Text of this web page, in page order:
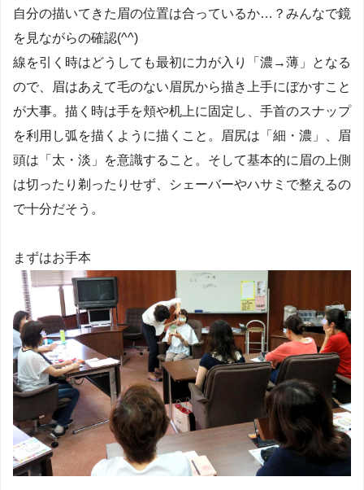
自分の描いてきた眉の位置は合っているか…？みんなで鏡
を見ながらの確認(^^)
線を引く時はどうしても最初に力が入り「濃→薄」となる
ので、眉はあえて毛のない眉尻から描き上手にぼかすこと
が大事。描く時は手を頬や机上に固定し、手首のスナップ
を利用し弧を描くように描くこと。眉尻は「細・濃」、眉
頭は「太・淡」を意識すること。そして基本的に眉の上側
は切ったり剃ったりせず、シェーバーやハサミで整えるの
で十分だそう。
まずはお手本